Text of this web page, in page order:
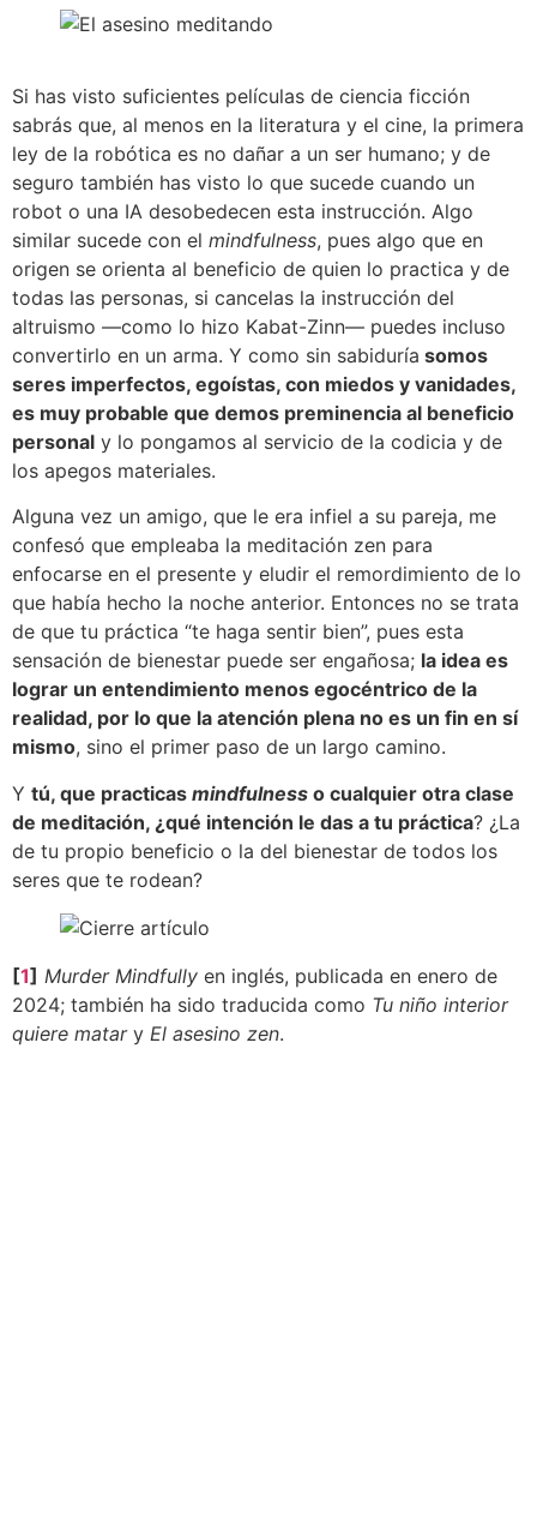
Si has visto suficientes películas de ciencia ficción
sabrás que, al menos en la literatura y el cine, la primera
ley de la robótica es no dañar a un ser humano; y de
seguro también has visto lo que sucede cuando un
robot o una IA desobedecen esta instrucción. Algo
similar sucede con el mindfulness, pues algo que en
origen se orienta al beneficio de quien lo practica y de
todas las personas, si cancelas la instrucción del
altruismo —como lo hizo Kabat-Zinn— puedes incluso
convertirlo en un arma. Y como sin sabiduría somos
seres imperfectos, egoístas, con miedos y vanidades,
es muy probable que demos preminencia al beneficio
personal y lo pongamos al servicio de la codicia y de
los apegos materiales.
Alguna vez un amigo, que le era infiel a su pareja, me
confesó que empleaba la meditación zen para
enfocarse en el presente y eludir el remordimiento de lo
que había hecho la noche anterior. Entonces no se trata
de que tu práctica “te haga sentir bien”, pues esta
sensación de bienestar puede ser engañosa; la idea es
lograr un entendimiento menos egocéntrico de la
realidad, por lo que la atención plena no es un fin en sí
mismo, sino el primer paso de un largo camino.
Y tú, que practicas mindfulness o cualquier otra clase
de meditación, ¿qué intención le das a tu práctica? ¿La
de tu propio beneficio o la del bienestar de todos los
seres que te rodean?
[1] Murder Mindfully en inglés, publicada en enero de
2024; también ha sido traducida como Tu niño interior
quiere matary El asesino zen.